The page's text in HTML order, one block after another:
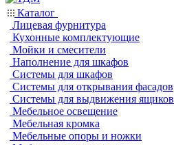
Каталог
Лицевая фурнитура
Кухонные комплектующие
Мойки и смесители
Наполнение для шкафов
Системы для шкафов
Системы для открывания фасадов
Системы для выдвижения ящиков
Мебельное освещение
Мебельная кромка
Мебельные опоры и ножки